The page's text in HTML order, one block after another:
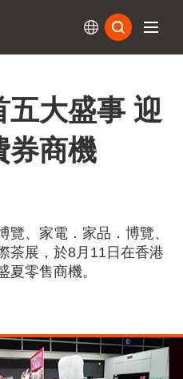
五大盛事 迎
券商機
覽、家電．家品．博覽、
茶展，於8月11日在香港
夏零售商機。